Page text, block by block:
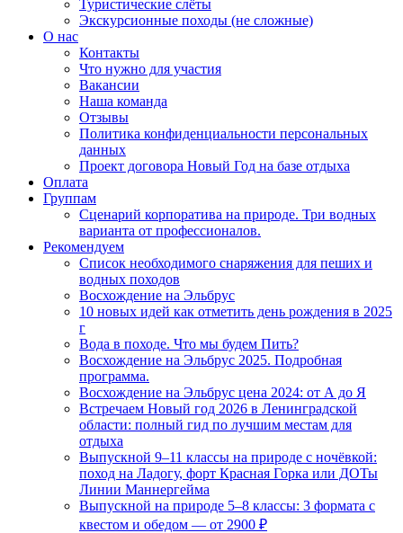
Туристические слёты
Экскурсионные походы (не сложные)
О нас
Контакты
Что нужно для участия
Вакансии
Наша команда
Отзывы
Политика конфиденциальности персональных
данных
Проект договора Новый Год на базе отдыха
Оплата
Группам
Сценарий корпоратива на природе. Три водных
варианта от профессионалов.
Рекомендуем
Список необходимого снаряжения для пеших и
водных походов
Восхождение на Эльбрус
10 новых идей как отметить день рождения в 2025
г
Вода в походе. Что мы будем Пить?
Восхождение на Эльбрус 2025. Подробная
программа.
Восхождение на Эльбрус цена 2024: от А до Я
Встречаем Новый год 2026 в Ленинградской
области: полный гид по лучшим местам для
отдыха
Выпускной 9–11 классы на природе с ночёвкой:
поход на Ладогу, форт Красная Горка или ДОТы
Линии Маннергейма
Выпускной на природе 5–8 классы: 3 формата с
квестом и обедом — от 2900 ₽